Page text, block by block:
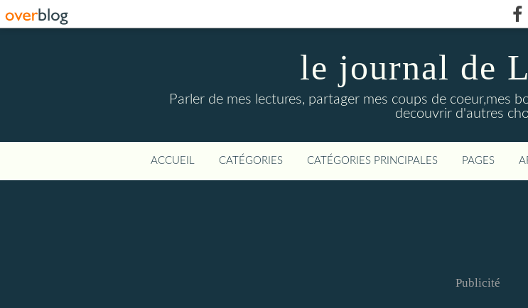
le journal de
Parler de mes lectures, partager mes coups de coeur,mes
decouvrir d'autres
ACCUEIL CATÉGORIES CATÉGORIES PRINCIPALES PAGES
Publicité